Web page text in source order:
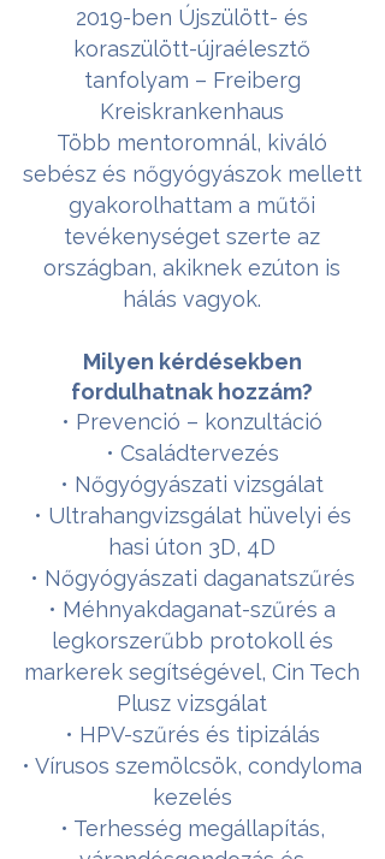
2019-ben Újszülött- és
koraszülött-újraélesztő
tanfolyam – Freiberg
Kreiskrankenhaus
Több mentoromnál, kiváló
sebész és nőgyógyászok mellett
gyakorolhattam a műtői
tevékenységet szerte az
országban, akiknek ezúton is
hálás vagyok.
Milyen kérdésekben
fordulhatnak hozzám?
• Prevenció – konzultáció
• Családtervezés
• Nőgyógyászati vizsgálat
• Ultrahangvizsgálat hüvelyi és
hasi úton 3D, 4D
• Nőgyógyászati daganatszűrés
• Méhnyakdaganat-szűrés a
legkorszerűbb protokoll és
markerek segítségével, Cin Tech
Plusz vizsgálat
• HPV-szűrés és tipizálás
• Vírusos szemölcsök, condyloma
kezelés
• Terhesség megállapítás,